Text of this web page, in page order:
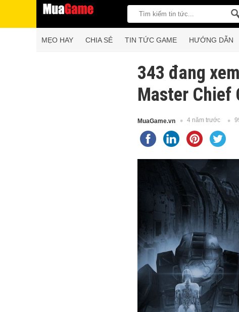
MẸO HAY CHIA SẺ TIN TỨC GAME HƯỚNG DẪN
343 đang
Master Chief
MuaGame.vn 4 năm trước